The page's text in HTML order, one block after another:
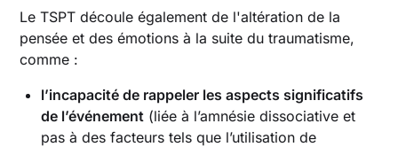
Le TSPT découle également de l'altération de la
pensée et des émotions à la suite du traumatisme,
comme :
l’incapacité de rappeler les aspects significatifs
de l’événement (liée à l’amnésie dissociative et
pas à des facteurs tels que l’utilisation de